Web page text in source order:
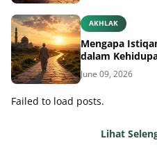
AKHLAK
Mengapa
dalam
June 09, 2026
Failed to load posts.
Lihat